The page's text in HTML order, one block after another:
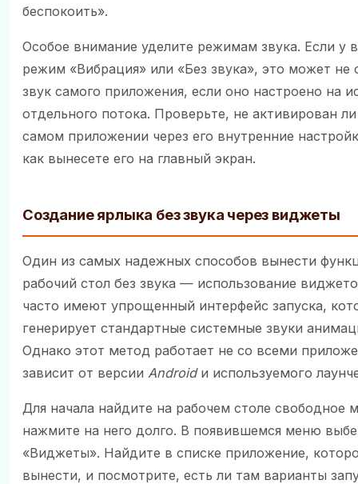
беспокоить».
Особое внимание уделите режимам звука. Если у
режим «Вибрация» или «Без звука», это может не
звук самого приложения, если оно настроено на
отдельного потока. Проверьте, не активирован
самом приложении через его внутренние
как вынесете его на главный экран.
Создание ярлыка без звука через виджеты
Один из самых надежных способов вынести
рабочий стол без звука — использование
часто имеют упрощенный интерфейс запуска,
генерирует стандартные системные звуки
Однако этот метод работает не со всеми
зависит от версии Androidи используемого
Для начала найдите на рабочем столе свободное
нажмите на него долго. В появившемся меню
«Виджеты». Найдите в списке приложение,
вынести, и посмотрите, есть ли там варианты